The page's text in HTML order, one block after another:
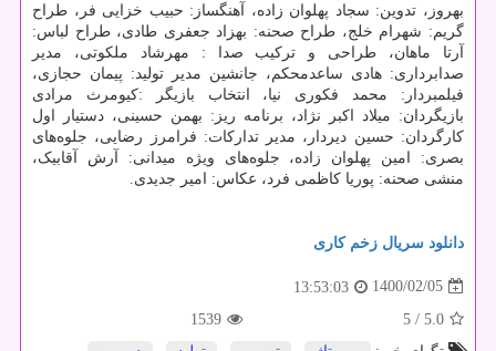
بهروز، تدوین: سجاد پهلوان زاده، آهنگساز: حبیب خزایی فر، طراح
گریم: شهرام خلج، طراح صحنه: بهزاد جعفری طادی، طراح لباس:
آرتا ماهان، طراحی و ترکیب صدا : مهرشاد ملکوتی، مدیر
صدابرداری: هادی ساعدمحکم، جانشین مدیر تولید: پیمان حجازی،
فیلمبردار: محمد فکوری نیا، انتخاب بازیگر :کیومرث مرادی
بازیگردان: میلاد اکبر نژاد، برنامه ریز: بهمن حسینی، دستیار اول
کارگردان: حسین دیردار، مدیر تدارکات: فرامرز رضایی، جلوه‌های
بصری: امین پهلوان زاده، جلوه‌های ویژه میدانی: آرش آقابیک،
منشی صحنه: پوریا کاظمی فرد، عکاس: امیر جدیدی.
دانلود سریال زخم کاری
1400/02/05
13:53:03
5.0
/ 5
1539